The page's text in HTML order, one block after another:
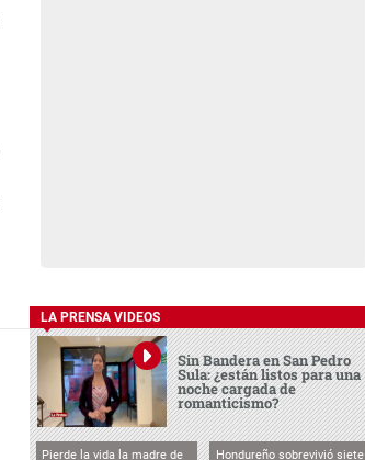
LA PRENSA VIDEOS
Sin Bandera en San Pedro
Sula: ¿están listos para una
noche cargada de
romanticismo?
Pierde la vida la madre de
Hondureño sobrevivió siete